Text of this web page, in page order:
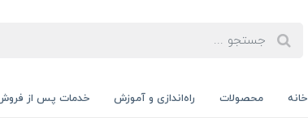
خانه محصولات راه‌اندازی و آموزش خدمات پس از فروش